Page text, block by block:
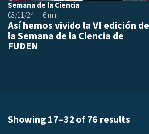
Semana de la Ciencia
08/11/24
6 min
Así hemos vivido la VI edición de
la Semana de la Ciencia de
FUDEN
Showing 17–32 of 76 results